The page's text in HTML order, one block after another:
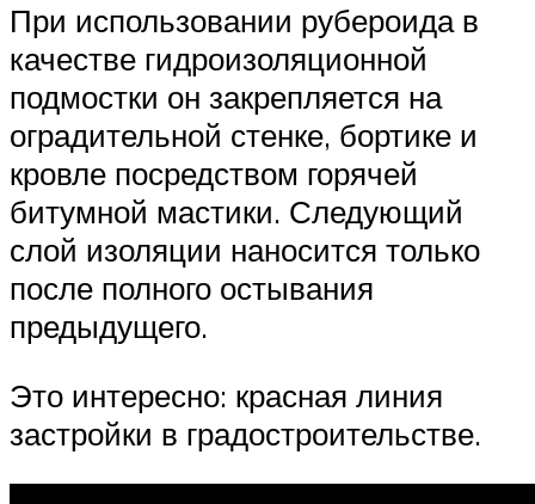
При использовании рубероида в
качестве гидроизоляционной
подмостки он закрепляется на
оградительной стенке, бортике и
кровле посредством горячей
битумной мастики. Следующий
слой изоляции наносится только
после полного остывания
предыдущего.
Это интересно: красная линия
застройки в градостроительстве.